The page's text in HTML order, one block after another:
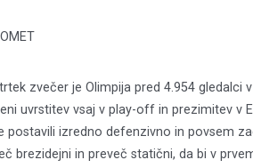
zvečer je Olimpija pred 4.954 gledalci
uvrstitev vsaj v play-off in prezimitev v
postavili izredno defenzivno in povsem
brezidejni in preveč statični, da bi v